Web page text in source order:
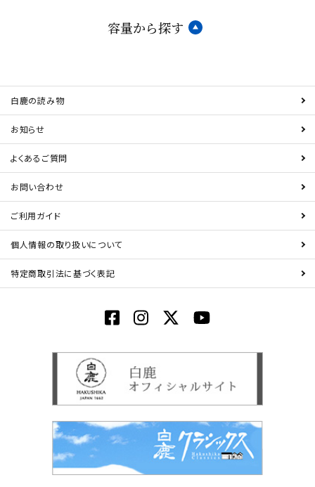
容量から探す
白鹿の読み物
お知らせ
よくあるご質問
お問い合わせ
ご利用ガイド
個人情報の取り扱いについて
特定商取引法に基づく表記